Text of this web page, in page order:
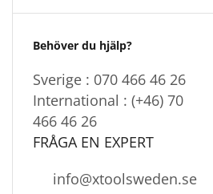
Behöver du hjälp?
Sverige : 070 466 46 26
International : (+46) 70
466 46 26
FRÅGA EN EXPERT
info@xtoolsweden.se